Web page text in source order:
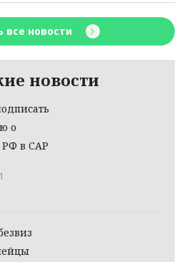
все новости
новости
о
в САР